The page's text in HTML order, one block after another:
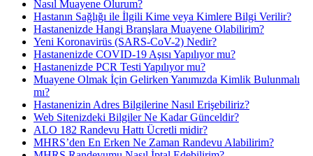
Nasıl Muayene Olurum?
Hastanın Sağlığı ile İlgili Kime veya Kimlere Bilgi Verilir?
Hastanenizde Hangi Branşlara Muayene Olabilirim?
Yeni Koronavirüs (SARS-CoV-2) Nedir?
Hastanenizde COVID-19 Aşısı Yapılıyor mu?
Hastanenizde PCR Testi Yapılıyor mu?
Muayene Olmak İçin Gelirken Yanımızda Kimlik Bulunmalı
mı?
Hastanenizin Adres Bilgilerine Nasıl Erişebiliriz?
Web Sitenizdeki Bilgiler Ne Kadar Günceldir?
ALO 182 Randevu Hattı Ücretli midir?
MHRS’den En Erken Ne Zaman Randevu Alabilirim?